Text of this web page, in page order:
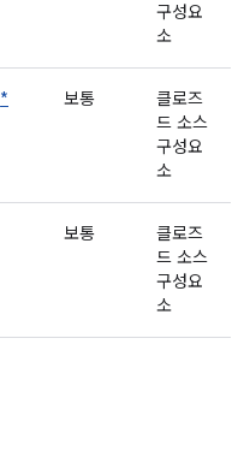
구성요
소
* 보통
클로즈
드 소스
구성요
소
보통
클로즈
드 소스
구성요
소